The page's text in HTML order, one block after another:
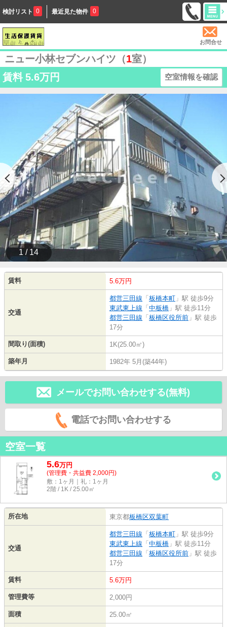
検討リスト 0 最近見た物件 0
お問合せ
ニュー小林セブンハイツ（1室）
賃料 5.6万円 空室情報を確認
1 / 14
賃料 5.6万円
交通
都営三田線 「 板橋本町 」駅 徒歩9分
東武東上線 「 中板橋 」駅 徒歩11分
都営三田線 「 板橋区役所前 」駅 徒歩
17分
間取り(面積) 1K(25.00㎡)
築年月 1982年 5月(築44年)
メールでお問い合わせする(無料)
電話でお問い合わせする
空室一覧
5.6万円
(管理費・共益費 2,000円)
敷：1ヶ月｜礼：1ヶ月
2階 / 1K / 25.00㎡
所在地 東京都板橋区双葉町
交通
都営三田線 「 板橋本町 」駅 徒歩9分
東武東上線 「 中板橋 」駅 徒歩11分
都営三田線 「 板橋区役所前 」駅 徒歩
17分
賃料 5.6万円
管理費等 2,000円
面積 25.00㎡